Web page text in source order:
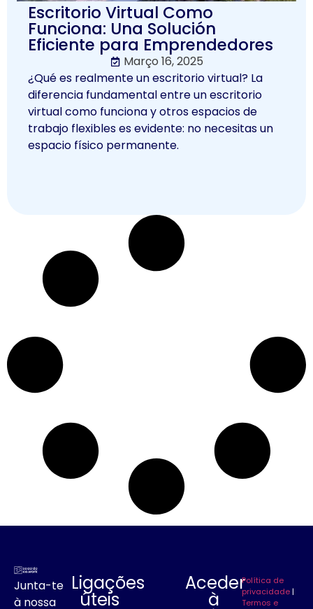
Escritorio Virtual Como
Funciona: Una Solución
Eficiente para Emprendedores
Março 16, 2025
¿Qué es realmente un escritorio virtual? La
diferencia fundamental entre un escritorio
virtual como funciona y otros espacios de
trabajo flexibles es evidente: no necesitas un
espacio físico permanente.
Junta-te
à nossa
Ligações
úteis
Aceder
à
Política de
privacidade |
Termos e